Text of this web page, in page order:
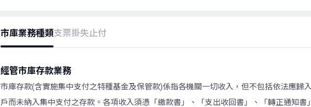
市庫業務種類支票掛失止付
經管市庫存款業務
市庫存款(含實施集中支付之特種基金及保管款)係指各機關一切收入，但不包括依法應歸
戶而未納入集中支付之存款。各項收入須憑「繳款書」、「支出收回書」、「轉正通知書